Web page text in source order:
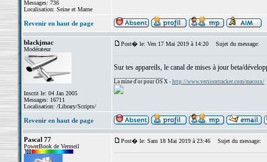
Messages: 736
Localisation: Seine et Marne
Revenir en haut de page
blackjmac
Modérateur
Inscrit le: 04 Jan 2005
Messages: 16711
Localisation: /Library/Scripts/
Post� le: Ven 17 Mai 2019 à 14:20 Sujet du message:
Sur tes appareils, le canal de mises à jour beta/
La mine d'or pour OS X - http://www.versiontracker.com/macosx/
Revenir en haut de page
Pascal 77
PowerBook de Vermeil
Post� le: Sam 18 Mai 2019 à 23:46 Sujet du message: